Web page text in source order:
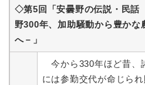
◇第5回「安曇野の伝説・民
野300年、加助騒動から豊かな
へ－」
今から330年ほど昔、
には参勤交代が命じられ